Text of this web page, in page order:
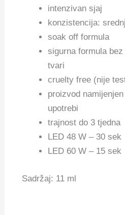
intenzivan sjaj
konzistencija:
soak off formula
sigurna formula
tvari
cruelty free (nije
proizvod
upotrebi
trajnost do 3 tjedna
LED 48 W – 30 sek
LED 60 W – 15 sek
Sadržaj: 11 ml